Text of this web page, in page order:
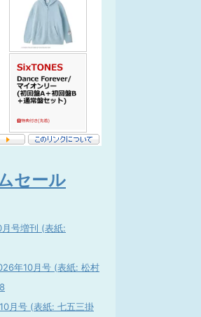
セール
号増刊 (表紙:
年10月号 (表紙: 松村
月号 (表紙: 七五三掛